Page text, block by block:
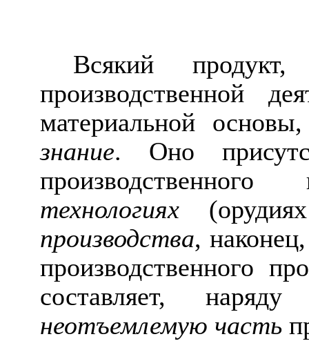
Всякий
производственной
материальной
знание. Оно
технологиях
производства,
производственного
составляет,
неотъемлемую часть